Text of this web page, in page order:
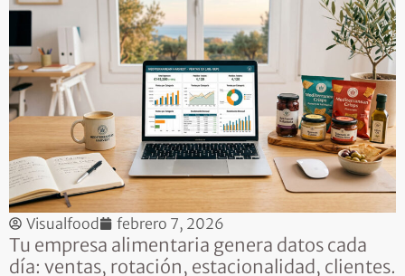
Visualfood febrero 7, 2026
Tu empresa alimentaria genera datos cada
día: ventas, rotación, estacionalidad, clientes.